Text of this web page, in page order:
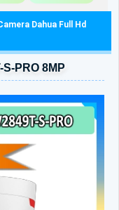
Dahua Full Hd
PRO 8MP